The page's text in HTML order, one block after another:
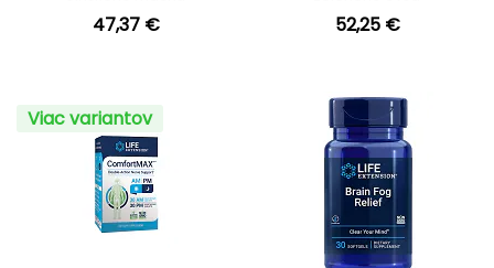
47,37 € 52,25 €
Viac variantov